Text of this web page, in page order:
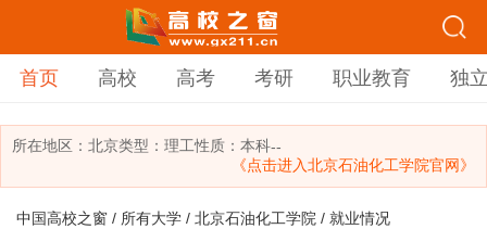
首页 高校 高考 考研 职业教育 独
所在地区： 北京类型： 理工性质：本科--
《点击进入北京石油化工学院官网》
中国高校之窗 / 所有大学 / 北京石油化工学院 / 就业情况